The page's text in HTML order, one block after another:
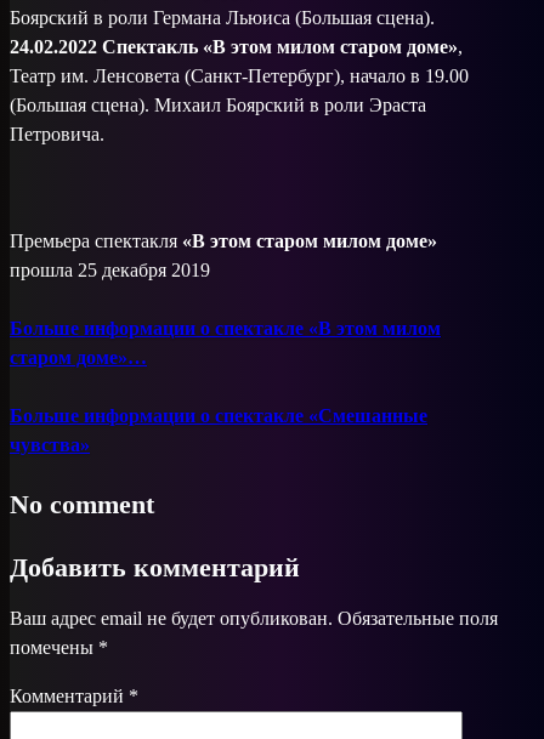
Боярский в роли Германа Льюиса (Большая сцена).
24.02.2022 Спектакль «В этом милом старом доме»,
Театр им. Ленсовета (Санкт-Петербург), начало в 19.00
(Большая сцена). Михаил Боярский в роли Эраста
Петровича.
Премьера спектакля «В этом старом милом доме»
прошла 25 декабря 2019
Больше информации о спектакле «В этом милом
старом доме»…
Больше информации о спектакле «Смешанные
чувства»
No comment
Добавить комментарий
Ваш адрес email не будет опубликован. Обязательные поля
помечены *
Комментарий *